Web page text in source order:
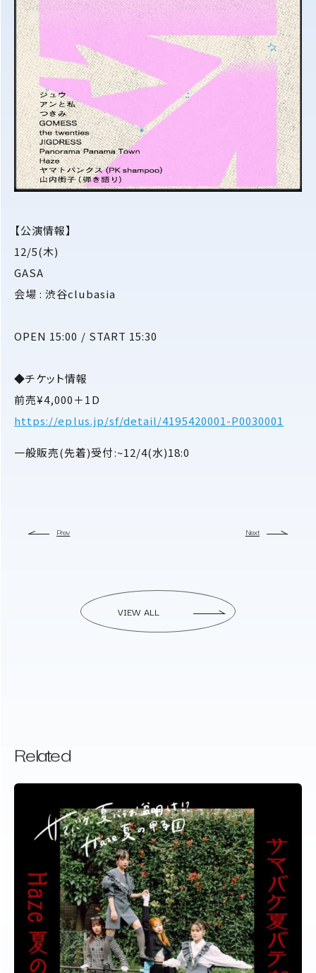
【公演情報】
12/5(木)
GASA
会場 : 渋谷clubasia
OPEN 15:00 / START 15:30
◆チケット情報
前売¥4,000＋1D
https://eplus.jp/sf/detail/4195420001-P0030001
一般販売(先着)受付:~12/4(水)18:0
Next
Prev
VIEW ALL
Related